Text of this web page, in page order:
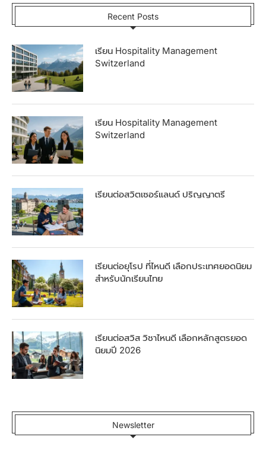
Recent Posts
เรียน Hospitality Management
Switzerland
เรียน Hospitality Management
Switzerland
เรียนต่อสวิตเซอร์แลนด์ ปริญญาตรี
เรียนต่อยุโรป ที่ไหนดี เลือกประเทศยอดนิยม
สำหรับนักเรียนไทย
เรียนต่อสวิส วิชาไหนดี เลือกหลักสูตรยอด
นิยมปี 2026
Newsletter